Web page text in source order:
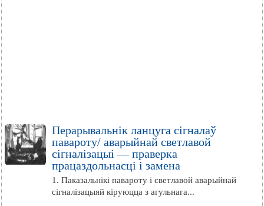
Перарывальнік ланцуга сігналаў
павароту/ аварыйнай светлавой
сігналізацыі — праверка
працаздольнасці і замена
1. Паказальнікі павароту і светлавой аварыйнай
сігналізацыяй кіруюцца з агульнага...